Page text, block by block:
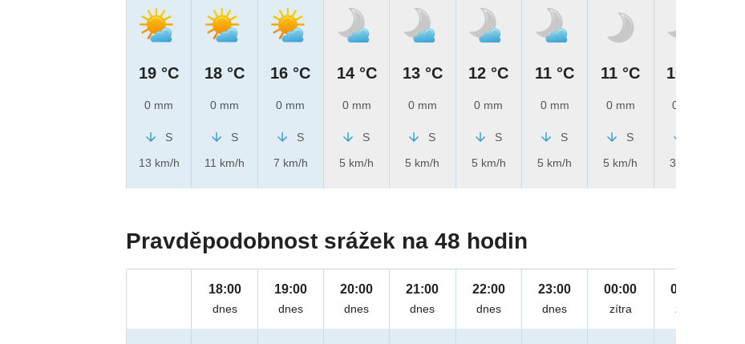
19 °C
0 mm
S
13 km/h
18 °C
0 mm
S
11 km/h
16 °C
0 mm
S
7 km/h
14 °C
0 mm
S
5 km/h
13 °C
0 mm
S
5 km/h
12 °C
0 mm
S
5 km/h
11 °C
0 mm
S
5 km/h
11 °C
0 mm
S
5 km/h
10 °C
0 mm
3 km/h
Pravděpodobnost srážek na 48 hodin
18:00
dnes
19:00
dnes
20:00
dnes
21:00
dnes
22:00
dnes
23:00
dnes
00:00
zítra
01:00
zítra